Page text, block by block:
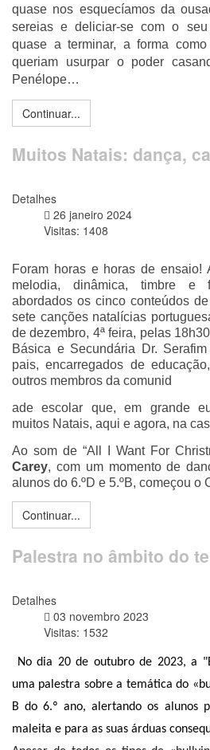
quase nos esquecíamos da
sereias e deliciar-se com o
quase a terminar, a forma
queriam usurpar o poder
Penélope…
Continuar...
Muitos Natais: dança,
Detalhes
26 janeiro 2024
Visitas: 1408
Foram horas e horas de ensaio!
melodia, dinâmica, timbre e
abordados os cinco conteúdos
sete canções natalícias
de dezembro, 4ª feira, pelas
Básica e Secundária Dr.
pais, encarregados de
outros membros da comunid
ade escolar que, em grande
muitos Natais, aqui e agora, na
Ao som de “All I Want For
Carey, com um momento de
alunos do 6.ºD e 5.ºB, começou o
Continuar...
Palestra no âmbito do
Detalhes
03 novembro 2023
Visitas: 1532
No dia 20 de outubro de 2023, a
uma palestra sobre a temática do
B do 6.º ano, alertando os alunos
maleita e para as suas árduas